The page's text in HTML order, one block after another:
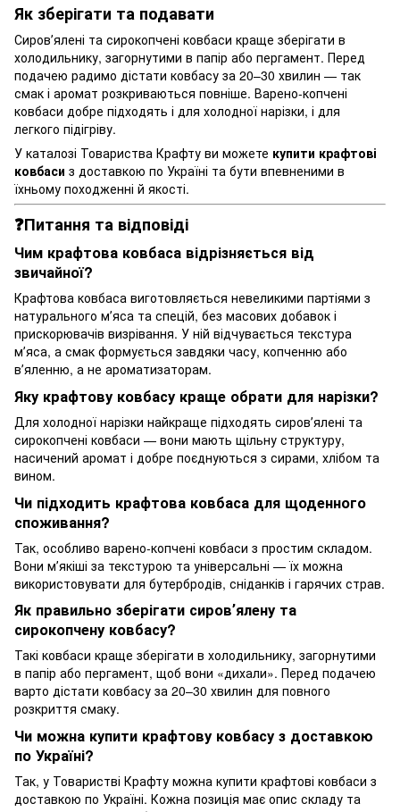
Як зберігати та подавати
Сировʼялені та сирокопчені ковбаси краще зберігати в
холодильнику, загорнутими в папір або пергамент. Перед
подачею радимо дістати ковбасу за 20–30 хвилин — так
смак і аромат розкриваються повніше. Варено-копчені
ковбаси добре підходять і для холодної нарізки, і для
легкого підігріву.
У каталозі Товариства Крафту ви можете купити крафтові
ковбаси з доставкою по Україні та бути впевненими в
їхньому походженні й якості.
❓Питання та відповіді
Чим крафтова ковбаса відрізняється від
звичайної?
Крафтова ковбаса виготовляється невеликими партіями з
натурального мʼяса та спецій, без масових добавок і
прискорювачів визрівання. У ній відчувається текстура
мʼяса, а смак формується завдяки часу, копченню або
вʼяленню, а не ароматизаторам.
Яку крафтову ковбасу краще обрати для нарізки?
Для холодної нарізки найкраще підходять сировʼялені та
сирокопчені ковбаси — вони мають щільну структуру,
насичений аромат і добре поєднуються з сирами, хлібом та
вином.
Чи підходить крафтова ковбаса для щоденного
споживання?
Так, особливо варено-копчені ковбаси з простим складом.
Вони мʼякіші за текстурою та універсальні — їх можна
використовувати для бутербродів, сніданків і гарячих страв.
Як правильно зберігати сировʼялену та
сирокопчену ковбасу?
Такі ковбаси краще зберігати в холодильнику, загорнутими
в папір або пергамент, щоб вони «дихали». Перед подачею
варто дістати ковбасу за 20–30 хвилин для повного
розкриття смаку.
Чи можна купити крафтову ковбасу з доставкою
по Україні?
Так, у Товаристві Крафту можна купити крафтові ковбаси з
доставкою по Україні. Кожна позиція має опис складу та